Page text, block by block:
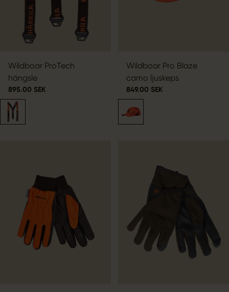
Wildboar ProTech
hängsle
895.00 SEK
Wildboar Pro Blaze
camo ljuskeps
849.00 SEK